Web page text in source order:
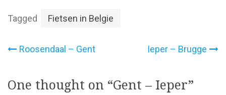
Tagged Fietsen in Belgie
Bericht
navigatie
Roosendaal – Gent Ieper – Brugge
One thought on “Gent – Ieper”